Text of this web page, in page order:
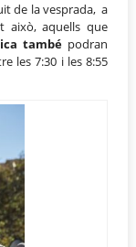
de la vesprada, a
aquells que
tambépodran
les 7:30 i les 8:55